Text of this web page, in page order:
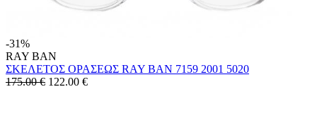
-31%
RAY BAN
ΣΚΕΛΕΤΟΣ ΟΡΑΣΕΩΣ RAY BAN 7159 2001 5020
175.00 € 122.00 €